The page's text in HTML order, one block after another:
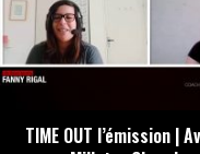
TIME OUT l’émission |